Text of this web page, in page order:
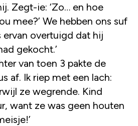
Zegt-ie: ‘Zo… en hoe
mee?’ We hebben ons suf
ervan overtuigd dat hij
gekocht.’
van toen 3 pakte de
af. Ik riep met een lach:
ze wegrende. Kind
want ze was geen houten